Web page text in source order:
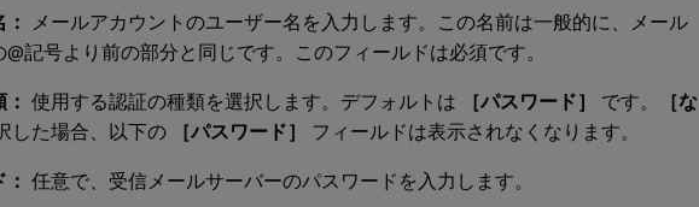
メールアカウントのユーザー名を入力します。この名前は一般的に、メール
@記号より前の部分と同じです。このフィールドは必須です。
使用する認証の種類を選択します。デフォルトは ［パスワード］ です。
［な
した場合、以下の ［パスワード］ フィールドは表示されなくなります。
任意で、受信メールサーバーのパスワードを入力します。